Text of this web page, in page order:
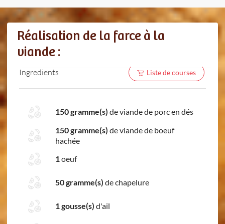
Réalisation de la farce à la
viande :
Ingredients Liste de courses
150 gramme(s) de viande de porc en dés
150 gramme(s) de viande de boeuf
hachée
1oeuf
50 gramme(s) de chapelure
1 gousse(s) d'ail